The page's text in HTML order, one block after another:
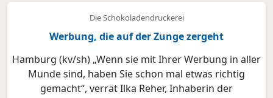
Die Schokoladendruckerei
Werbung, die auf der Zunge zergeht
Hamburg (kv/sh) „Wenn sie mit Ihrer Werbung in aller
Munde sind, haben Sie schon mal etwas richtig
gemacht“, verrät Ilka Reher, Inhaberin der